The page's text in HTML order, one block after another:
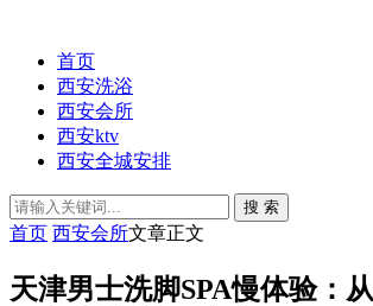
首页
西安洗浴
西安会所
西安ktv
西安全城安排
搜 索
首页 西安会所文章正文
天津男士洗脚SPA慢体验：